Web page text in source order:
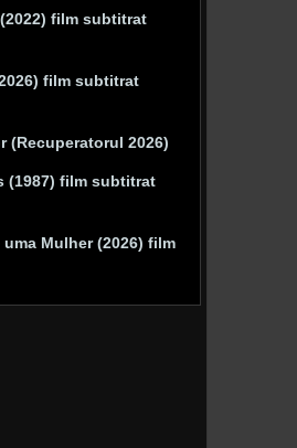
film subtitrat
film subtitrat
(Recuperatorul 2026)
(1987) film subtitrat
Mulher (2026) film